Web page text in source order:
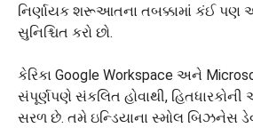
નિર્ણાયક શરૂઆતના તબક્કામાં કંઈ પણ
સુનિશ્ચિત કરો છો.
કેરિકા Google Workspace અને
સંપૂર્ણપણે સંકલિત હોવાથી,
સરળ છે. તમે ઇન્ડિયાના સ્મોલ બિઝનેસ